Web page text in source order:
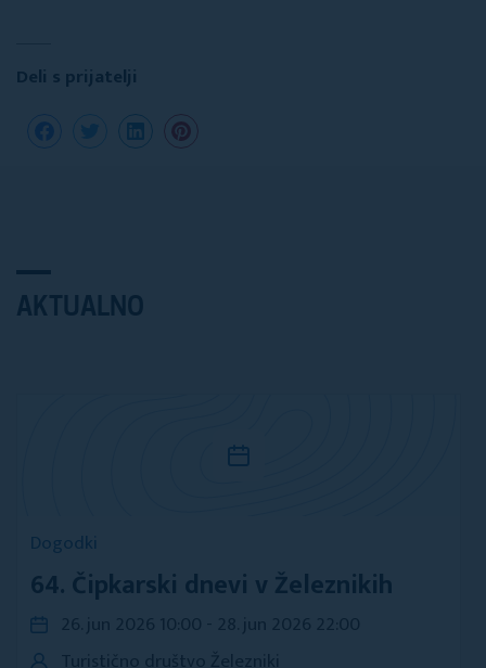
Deli s prijatelji
AKTUALNO
Dogodki
64. Čipkarski dnevi v Železnikih